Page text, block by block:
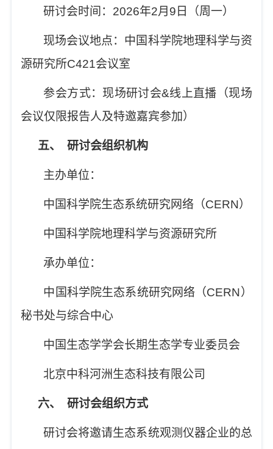
研讨会时间： 2026年2月 9 日（周一）
现场会议地点：中国科学院地理科学与资
源研究所C421会议室
参会方式：现场研讨会&线上直播（现场
会议仅限报告人及特邀嘉宾参加）
五、研讨会组织机构
主办单位：
中国科学院生态系统研究网络（CERN）
中国科学院地理科学与资源研究所
承办单位：
中国科学院生态系统研究网络（CERN）
秘书处与综合中心
中国生态学学会长期生态学专业委员会
北京中科河洲生态科技有限公司
六、研讨会组织方式
研讨会将邀请生态系统观测仪器企业的总